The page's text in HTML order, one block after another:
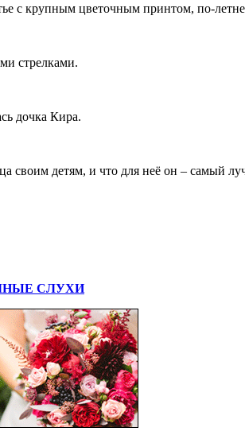
с крупным цветочным принтом, по-
стрелками.
дочка Кира.
своим детям, и что для неё он – самый
СЛУХИ